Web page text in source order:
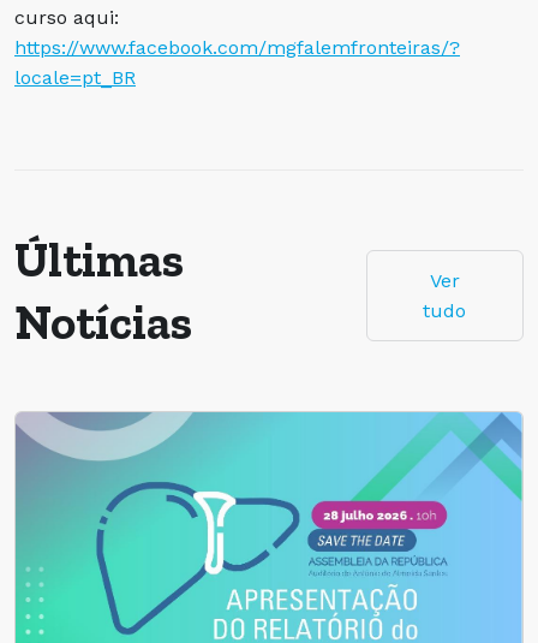
curso aqui:
https://www.facebook.com/mgfalemfronteiras/?
locale=pt_BR
Últimas
Notícias
Ver
tudo